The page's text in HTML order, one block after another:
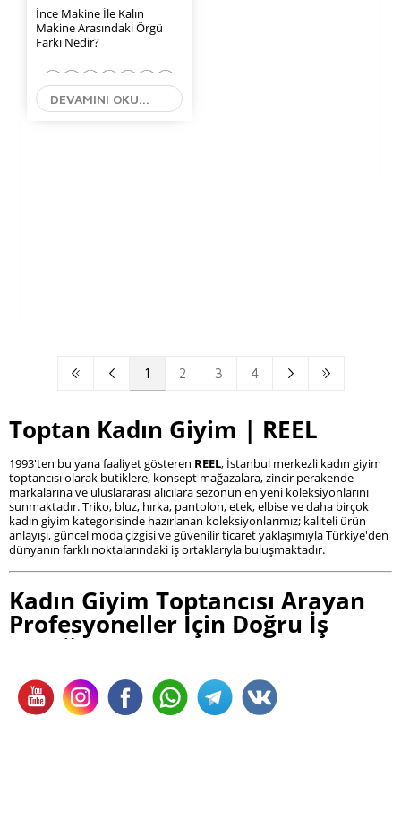
İnce Makine İle Kalın
Makine Arasındaki Örgü
Farkı Nedir?
DEVAMINI OKU...
1 2 3 4
Toptan Kadın Giyim | REEL
1993'ten bu yana faaliyet gösteren REEL, İstanbul merkezli kadın giyim
toptancısı olarak butiklere, konsept mağazalara, zincir perakende
markalarına ve uluslararası alıcılara sezonun en yeni koleksiyonlarını
sunmaktadır. Triko, bluz, hırka, pantolon, etek, elbise ve daha birçok
kadın giyim kategorisinde hazırlanan koleksiyonlarımız; kaliteli ürün
anlayışı, güncel moda çizgisi ve güvenilir ticaret yaklaşımıyla Türkiye'den
dünyanın farklı noktalarındaki iş ortaklarıyla buluşmaktadır.
Kadın Giyim Toptancısı Arayan
Profesyoneller İçin Doğru İş
Ortağı
Kadın giyim sektöründe başarılı olmanın temelinde yalnızca doğru
ürünleri seçmek değil, aynı zamanda güvenilir bir toptancıyla uzun
vadeli iş ortaklığı kurmak yer alır. Sürekli değişen moda trendleri, sezon